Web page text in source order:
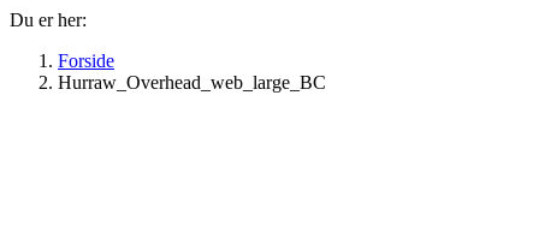
Du er her:
Forside
Hurraw_Overhead_web_large_BC